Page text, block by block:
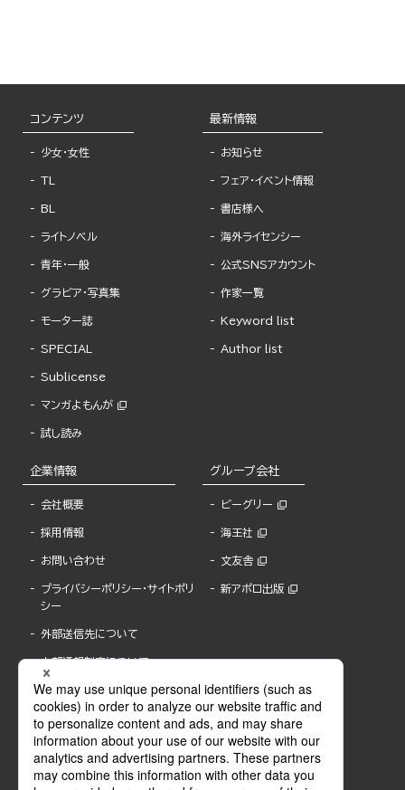
コンテンツ
少女・女性
TL
BL
ライトノベル
青年・一般
グラビア・写真集
モーター誌
SPECIAL
Sublicense
マンガよもんが
試し読み
最新情報
お知らせ
フェア・イベント情報
書店様へ
海外ライセンシー
公式SNSアカウント
作家一覧
Keyword list
Author list
企業情報
会社概要
採用情報
お問い合わせ
プライバシーポリシー・サイトポリ
シー
外部送信先について
内部通報制度について
グループ会社
ビーグリー
海王社
文友舎
新アポロ出版